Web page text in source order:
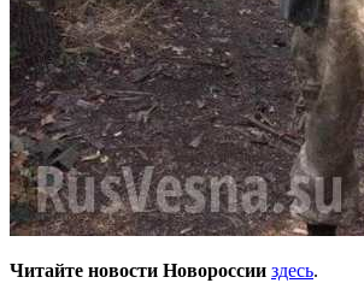
Читайте новости Новороссии здесь.